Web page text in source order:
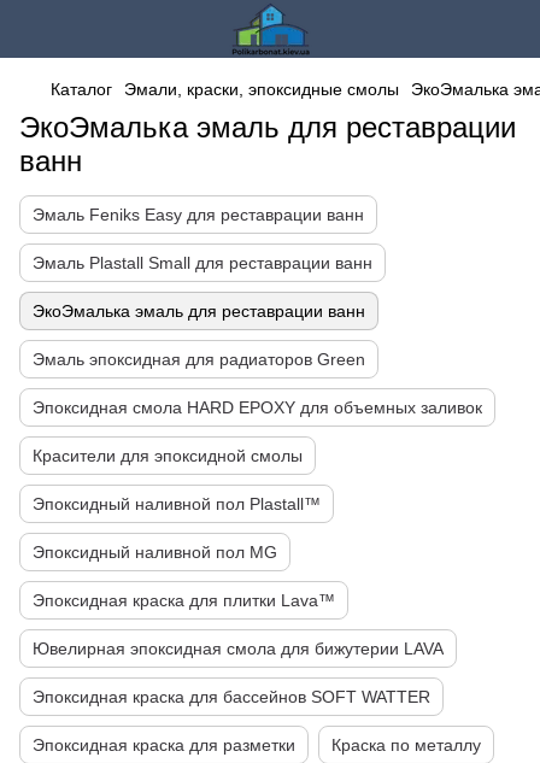
Каталог Эмали, краски, эпоксидные смолы ЭкоЭмалька
ЭкоЭмалька эмаль для реставрации
ванн
Эмаль Fеniks Easy для реставрации ванн
Эмаль Plastall Small для реставрации ванн
ЭкоЭмалька эмаль для реставрации ванн
Эмаль эпоксидная для радиаторов Green
Эпоксидная смола HARD EPOXY для объемных заливок
Красители для эпоксидной смолы
Эпоксидный наливной пол Plastall™
Эпоксидный наливной пол MG
Эпоксидная краска для плитки Lava™
Ювелирная эпоксидная смола для бижутерии LAVA
Эпоксидная краска для бассейнов SOFT WATTER
Эпоксидная краска для разметки Краска по металлу